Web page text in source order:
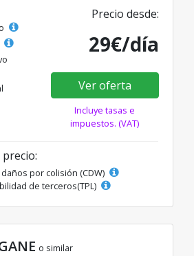
Precio desde:
29€/día
Ver oferta
Incluye tasas e
impuestos. (VAT)
por colisión (CDW)
de terceros(TPL)
o similar